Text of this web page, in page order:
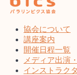
協会について
講座案内
開催日程一覧
メディア出演
インストラク